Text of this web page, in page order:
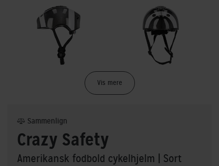
Vis mere
Crazy Safety
Amerikansk fodbold cykelhjelm | Sort
Sammenlign